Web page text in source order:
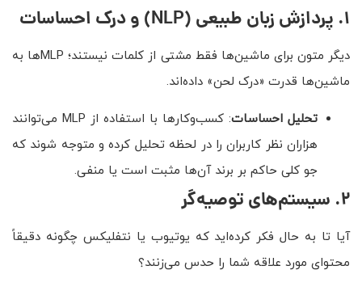
۱. پردازش زبان طبیعی (NLP) و درک احساسات
دیگر متون برای ماشین‌ها فقط مشتی از کلمات نیستند؛ MLPها به
ماشین‌ها قدرت «درک لحن» داده‌اند.
تحلیل احساسات
: کسب‌وکارها با استفاده از MLP می‌توانند
هزاران نظر کاربران را در لحظه تحلیل کرده و متوجه شوند که
جو کلی حاکم بر برند آن‌ها مثبت است یا منفی.
۲. سیستم‌های توصیه‌گر
آیا تا به حال فکر کرده‌اید که یوتیوب یا نتفلیکس چگونه دقیقاً
محتوای مورد علاقه شما را حدس می‌زنند؟